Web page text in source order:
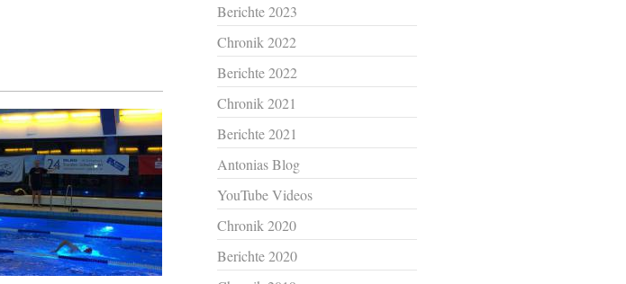
Berichte 2023
Chronik 2022
Berichte 2022
Chronik 2021
Berichte 2021
Antonias Blog
YouTube Videos
Chronik 2020
Berichte 2020